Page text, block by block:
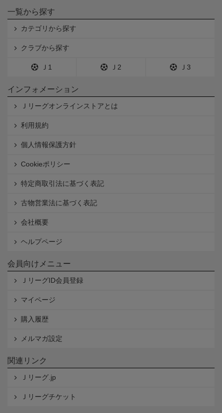
一覧から探す
カテゴリから探す
クラブから探す
Ｊ1 Ｊ2 Ｊ3
インフォメーション
Ｊリーグオンラインストアとは
利用規約
個人情報保護方針
Cookieポリシー
特定商取引法に基づく表記
古物営業法に基づく表記
会社概要
ヘルプページ
会員向けメニュー
ＪリーグID会員登録
マイページ
購入履歴
メルマガ設定
関連リンク
Ｊリーグ.jp
Ｊリーグチケット